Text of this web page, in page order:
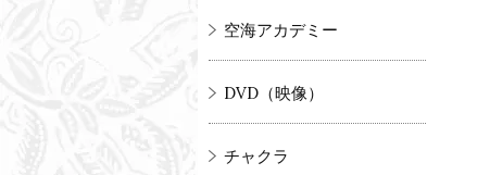
空海アカデミー
DVD（映像）
チャクラ